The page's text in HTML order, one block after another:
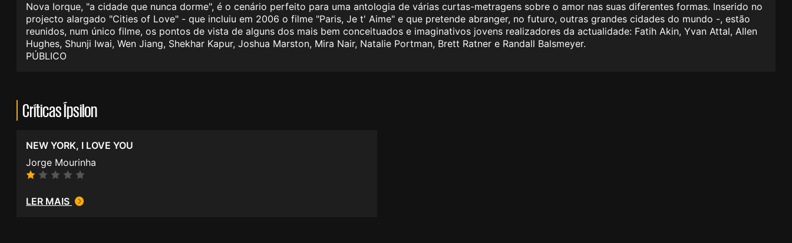
Nova Iorque, "a cidade que nunca dorme", é o cenário perfeito para uma antologia de várias curtas-metragens sobre o amor nas suas diferentes formas. Inserido no
projecto alargado "Cities of Love" - que incluiu em 2006 o filme "Paris, Je t' Aime" e que pretende abranger, no futuro, outras grandes cidades do mundo -, estão
reunidos, num único filme, os pontos de vista de alguns dos mais bem conceituados e imaginativos jovens realizadores da actualidade: Fatih Akin, Yvan Attal, Allen
Hughes, Shunji Iwai, Wen Jiang, Shekhar Kapur, Joshua Marston, Mira Nair, Natalie Portman, Brett Ratner e Randall Balsmeyer.
PÚBLICO
Críticas Ípsilon
NEW YORK, I LOVE YOU
Jorge Mourinha
LER MAIS